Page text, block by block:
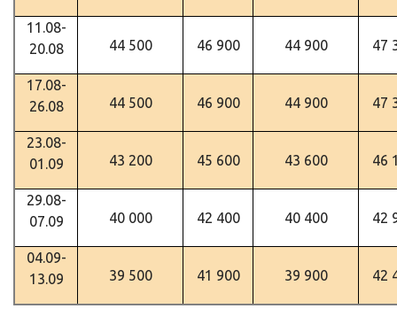
11.08-
20.08
44 500 46 900 44 900 47
17.08-
26.08
44 500 46 900 44 900 47
23.08-
01.09
43 200 45 600 43 600 46
29.08-
07.09
40 000 42 400 40 400 42
04.09-
13.09
39 500 41 900 39 900 42